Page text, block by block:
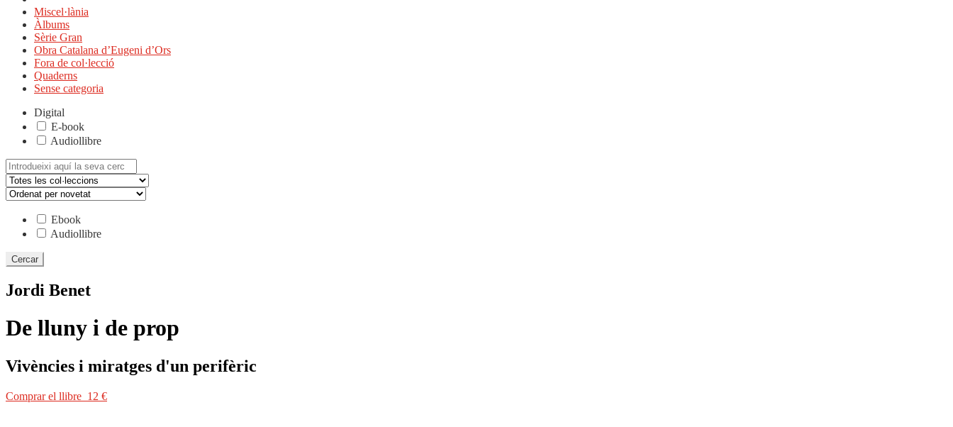
Miscel·lània
Àlbums
Sèrie Gran
Obra Catalana d’Eugeni d’Ors
Fora de col·lecció
Quaderns
Sense categoria
Digital
E-book
Audiollibre
Cerca:
Ebook
Audiollibre
Jordi Benet
De lluny i de prop
Vivències i miratges d'un perifèric
Comprar el llibre 12 €